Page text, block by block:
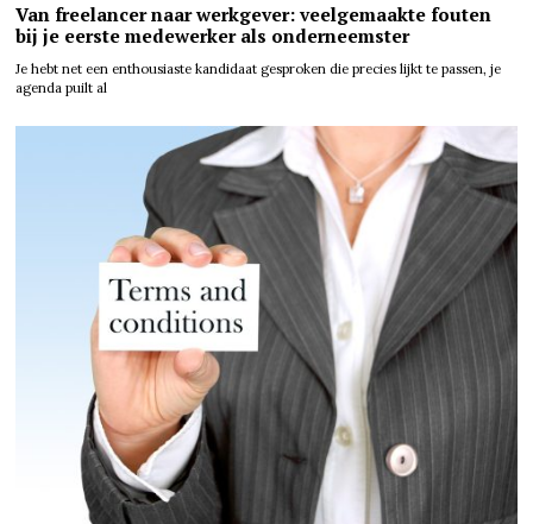
Van freelancer naar werkgever: veelgemaakte fouten
bij je eerste medewerker als onderneemster
Je hebt net een enthousiaste kandidaat gesproken die precies lijkt te passen, je
agenda puilt al